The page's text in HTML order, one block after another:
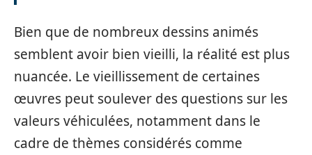
Bien que de nombreux dessins animés
semblent avoir bien vieilli, la réalité est plus
nuancée. Le vieillissement de certaines
œuvres peut soulever des questions sur les
valeurs véhiculées, notamment dans le
cadre de thèmes considérés comme